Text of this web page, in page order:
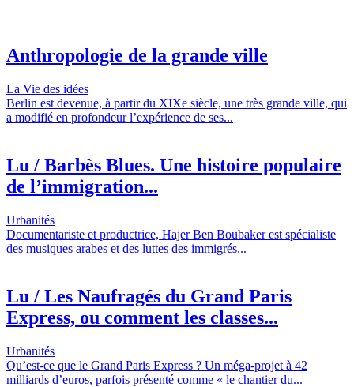
Anthropologie de la grande ville
La Vie des idées
Berlin est devenue, à partir du XIXe siècle, une très grande ville, qui
a modifié en profondeur l’expérience de ses...
Lu / Barbès Blues. Une histoire populaire
de l’immigration...
Urbanités
Documentariste et productrice, Hajer Ben Boubaker est spécialiste
des musiques arabes et des luttes des immigrés...
Lu / Les Naufragés du Grand Paris
Express, ou comment les classes...
Urbanités
Qu’est-ce que le Grand Paris Express ? Un méga-projet à 42
milliards d’euros, parfois présenté comme « le chantier du...